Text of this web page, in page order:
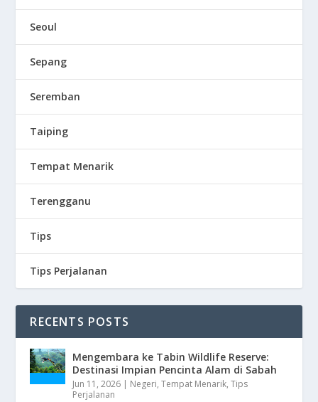
Seoul
Sepang
Seremban
Taiping
Tempat Menarik
Terengganu
Tips
Tips Perjalanan
RECENTS POSTS
Mengembara ke Tabin Wildlife Reserve:
Destinasi Impian Pencinta Alam di Sabah
Jun 11, 2026 | Negeri,Tempat Menarik,Tips
Perjalanan